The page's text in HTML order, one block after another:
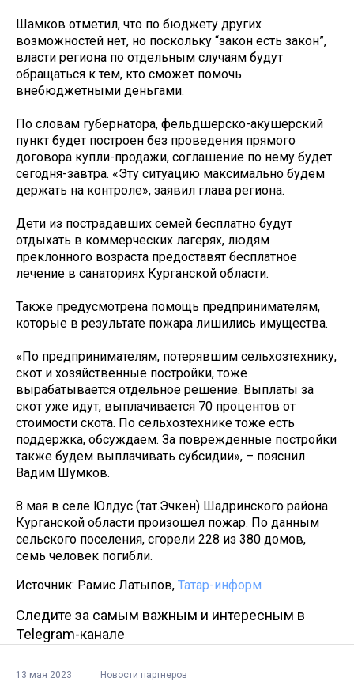
Шамков отметил, что по бюджету других
возможностей нет, но поскольку “закон есть закон”,
власти региона по отдельным случаям будут
обращаться к тем, кто сможет помочь
внебюджетными деньгами.
По словам губернатора, фельдшерско-акушерский
пункт будет построен без проведения прямого
договора купли-продажи, соглашение по нему будет
сегодня-завтра. «Эту ситуацию максимально будем
держать на контроле», заявил глава региона.
Дети из пострадавших семей бесплатно будут
отдыхать в коммерческих лагерях, людям
преклонного возраста предоставят бесплатное
лечение в санаториях Курганской области.
Также предусмотрена помощь предпринимателям,
которые в результате пожара лишились имущества.
«По предпринимателям, потерявшим сельхозтехнику,
скот и хозяйственные постройки, тоже
вырабатывается отдельное решение. Выплаты за
скот уже идут, выплачивается 70 процентов от
стоимости скота. По сельхозтехнике тоже есть
поддержка, обсуждаем. За поврежденные постройки
также будем выплачивать субсидии», – пояснил
Вадим Шумков.
8 мая в селе Юлдус (тат.Эчкен) Шадринского района
Курганской области произошел пожар. По данным
сельского поселения, сгорели 228 из 380 домов,
семь человек погибли.
Источник: Рамис Латыпов, Татар-информ
Следите за самым важным и интересным в
Telegram-канале
13 мая 2023 Новости партнеров